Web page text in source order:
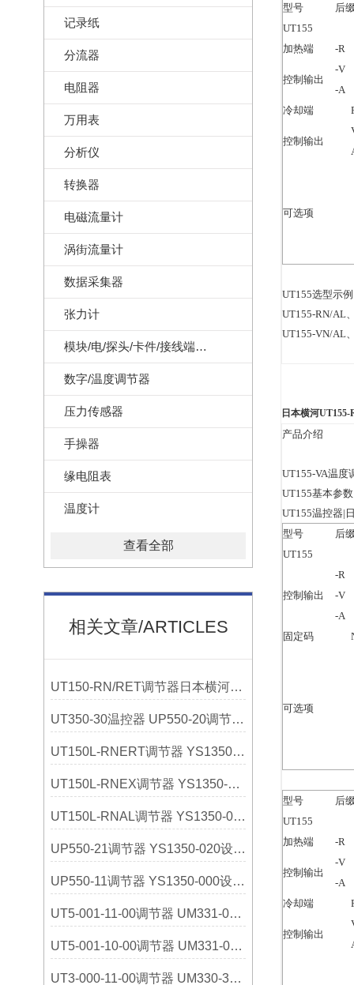
记录纸
分流器
电阻器
万用表
分析仪
转换器
电磁流量计
涡街流量计
数据采集器
张力计
模块/电/探头/卡件/接线端子/记录纸
数字/温度调节器
压力传感器
手操器
缘电阻表
温度计
查看全部
相关文章/ARTICLES
UT150-RN/RET调节器日本横河YOKOGAWA选购指南
UT350-30温控器 UP550-20调节器 日本横河
UT150L-RNERT调节器 YS1350-031设定器 日本横河
UT150L-RNEX调节器 YS1350-030设定器 日本横河
UT150L-RNAL调节器 YS1350-021设定器 日本横河
UP550-21调节器 YS1350-020设定器 日本横河
UP550-11调节器 YS1350-000设定器 日本横河
UT5-001-11-00调节器 UM331-01指示器 日本横河
UT5-001-10-00调节器 UM331-00指示器 日本横河
UT3-000-11-00调节器 UM330-32指示器 日本横河
型号
后
UT155
加热端
-R
控制输出
-V
-A
冷却端
控制输出
可选项
UT155选型示
UT155-RN/AL
UT155-VN/AL
日本横河
产品介绍
UT155-VA温度
UT155基本参
UT155温控器|
型号
后
UT155
控制输出
-R
-V
-A
固定码
可选项
型号
后
UT155
加热端
-R
控制输出
-V
-A
冷却端
控制输出